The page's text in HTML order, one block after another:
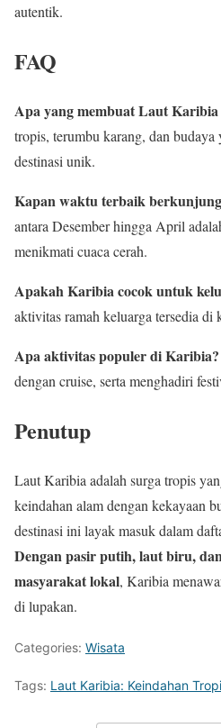
autentik.
FAQ
Apa yang membuat Laut Karibia
tropis, terumbu karang, dan
destinasi unik.
Kapan waktu terbaik
antara Desember hingga April
menikmati cuaca cerah.
Apakah Karibia cocok untuk
aktivitas ramah keluarga tersedia di
Apa aktivitas populer di Karibia?
dengan cruise, serta menghadiri
Penutup
Laut Karibia adalah surga tropis
keindahan alam dengan kekayaan
destinasi ini layak masuk dalam
Dengan pasir putih, laut biru,
masyarakat lokal, Karibia
di lupakan.
Categories: Wisata
Tags: Laut Karibia: Keindahan